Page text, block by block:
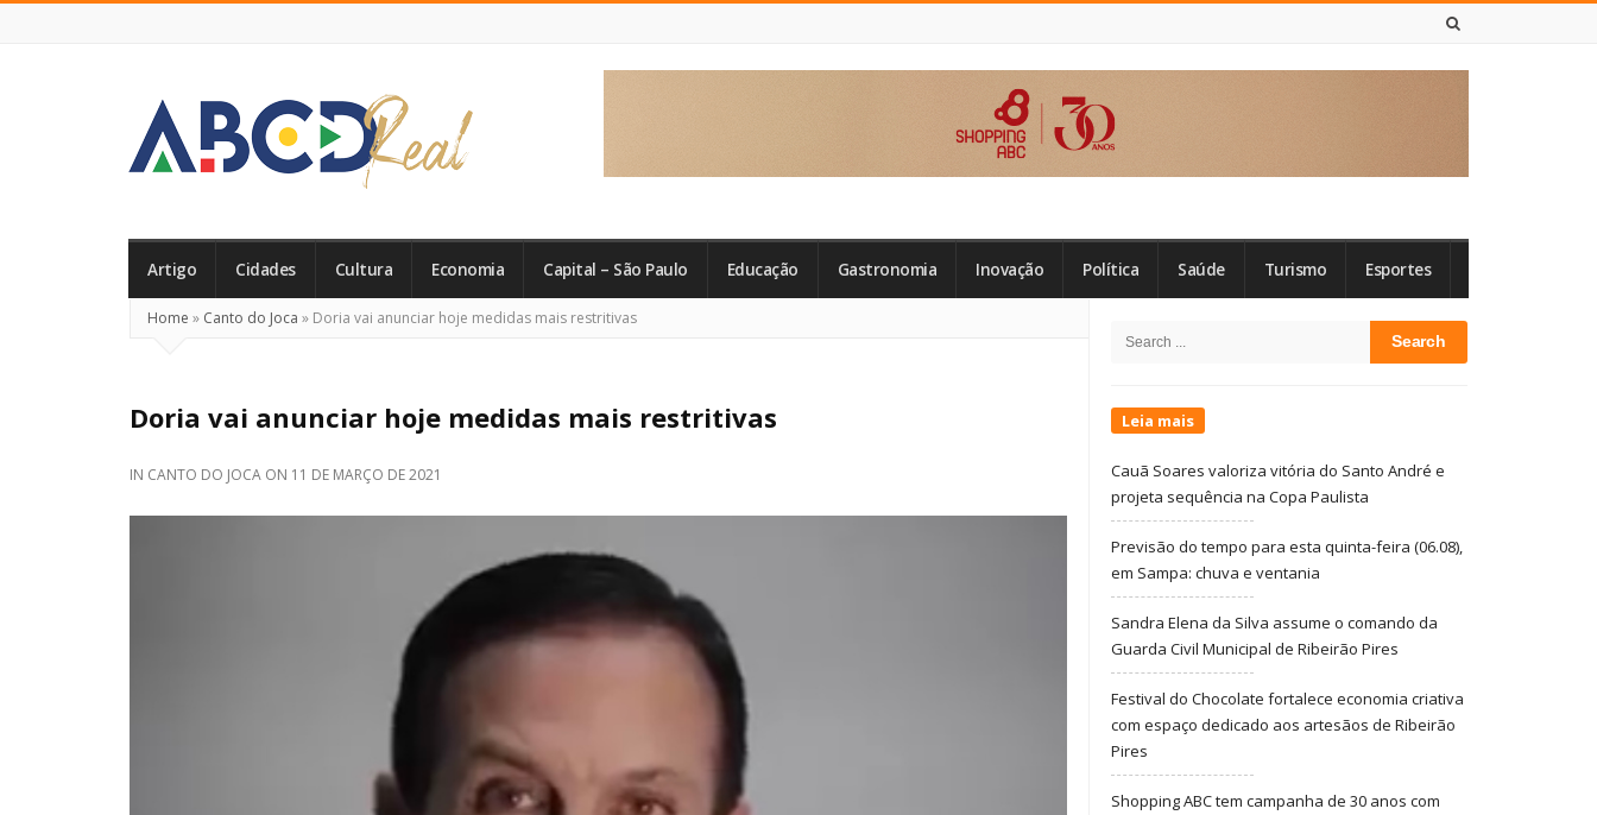
Real
Artigo Cidades Cultura Economia Capital – São Paulo Educação Gastronomia Inovação Política Saúde Turismo Esportes
Home » Canto do Joca » Doria vai anunciar hoje medidas mais restritivas
Doria vai anunciar hoje medidas mais restritivas
IN CANTO DO JOCA ON 11 DE MARÇO DE 2021
Sidebar
Search
Leia mais
Cauã Soares valoriza vitória do Santo André e
projeta sequência na Copa Paulista
Previsão do tempo para esta quinta-feira (06.08),
em Sampa: chuva e ventania
Sandra Elena da Silva assume o comando da
Guarda Civil Municipal de Ribeirão Pires
Festival do Chocolate fortalece economia criativa
com espaço dedicado aos artesãos de Ribeirão
Pires
Shopping ABC tem campanha de 30 anos com